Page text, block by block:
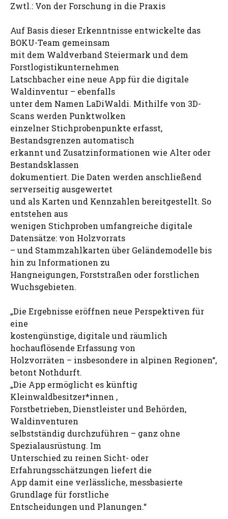
Zwtl.: Von der Forschung in die Praxis
Auf Basis dieser Erkenntnisse entwickelte das
BOKU-Team gemeinsam
mit dem Waldverband Steiermark und dem
Forstlogistikunternehmen
Latschbacher eine neue App für die digitale
Waldinventur – ebenfalls
unter dem Namen LaDiWaldi. Mithilfe von 3D-
Scans werden Punktwolken
einzelner Stichprobenpunkte erfasst,
Bestandsgrenzen automatisch
erkannt und Zusatzinformationen wie Alter oder
Bestandsklassen
dokumentiert. Die Daten werden anschließend
serverseitig ausgewertet
und als Karten und Kennzahlen bereitgestellt. So
entstehen aus
wenigen Stichproben umfangreiche digitale
Datensätze: von Holzvorrats
– und Stammzahlkarten über Geländemodelle bis
hin zu Informationen zu
Hangneigungen, Forststraßen oder forstlichen
Wuchsgebieten.
„Die Ergebnisse eröffnen neue Perspektiven für
eine
kostengünstige, digitale und räumlich
hochauflösende Erfassung von
Holzvorräten – insbesondere in alpinen Regionen“,
betont Nothdurft.
„Die App ermöglicht es künftig
Kleinwaldbesitzer*innen ,
Forstbetrieben, Dienstleister und Behörden,
Waldinventuren
selbstständig durchzuführen – ganz ohne
Spezialausrüstung. Im
Unterschied zu reinen Sicht- oder
Erfahrungsschätzungen liefert die
App damit eine verlässliche, messbasierte
Grundlage für forstliche
Entscheidungen und Planungen.“